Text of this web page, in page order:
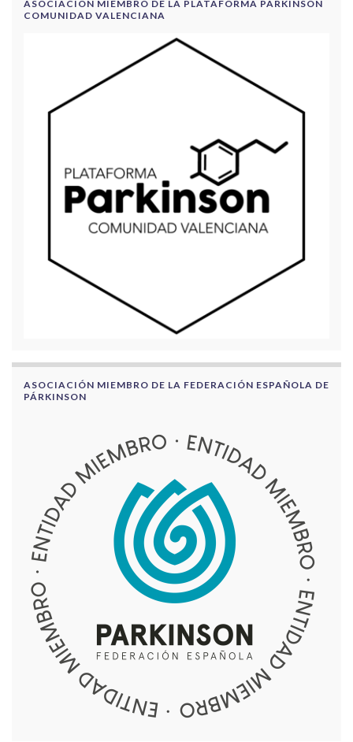
ASOCIACIÓN MIEMBRO DE LA PLATAFORMA PARKINSON
COMUNIDAD VALENCIANA
ASOCIACIÓN MIEMBRO DE LA FEDERACIÓN ESPAÑOLA DE
PÁRKINSON